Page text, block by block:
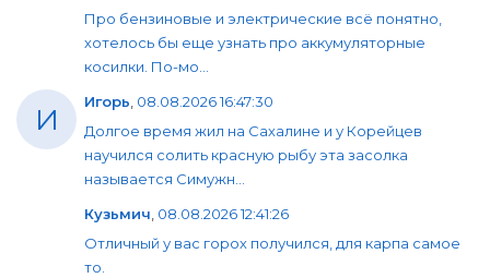
Про бензиновые и электрические всё понятно,
хотелось бы еще узнать про аккумуляторные
косилки. По-мо...
И Игорь, 08.08.2026 16:47:30
Долгое время жил на Сахалине и у Корейцев
научился солить красную рыбу эта засолка
называется Симужн...
Кузьмич, 08.08.2026 12:41:26
Отличный у вас горох получился, для карпа самое
то.